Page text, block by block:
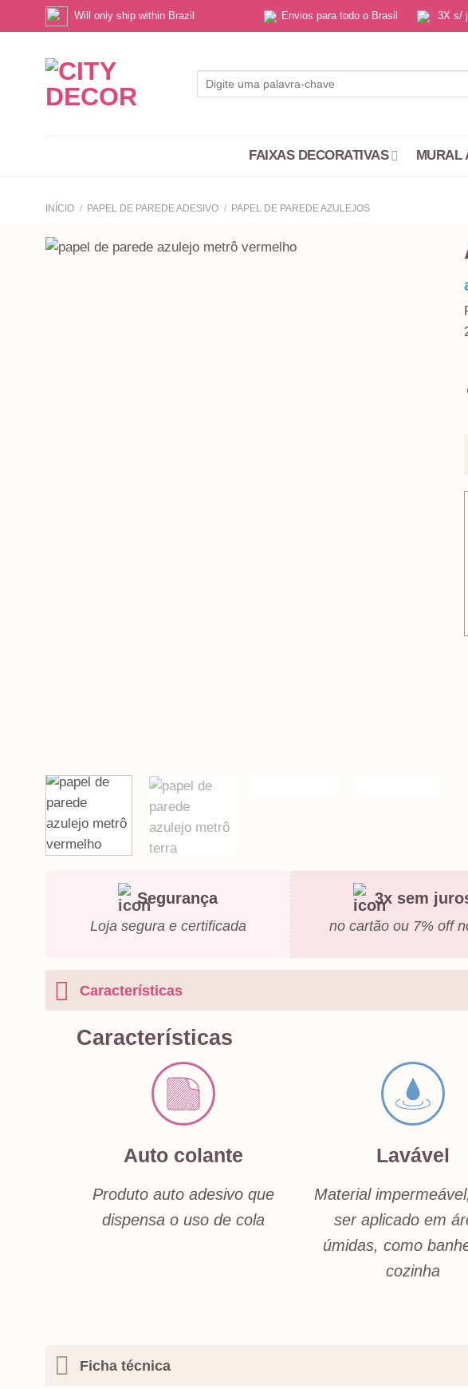
to
Will only ship within Brazil Envios para todo o Brasil 3X s/
Pesquisar
FAIXAS DECORATIVAS MURAL
INÍCIO / PAPEL DE PAREDE ADESIVO / PAPEL DE PAREDE AZULEJOS
Segurança
Loja segura e certificada
3x sem
no cartão ou 7% off
Características
Características
Auto colante
Produto auto adesivo que
dispensa o uso de cola
Lavável
Material
ser aplicado em
úmidas, como
cozinha
Ficha técnica